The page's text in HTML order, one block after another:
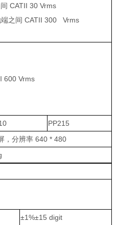
CATII 30 Vrms
之间 CATII 300 Vrms
600 Vrms
PP215
，分辨率 640 * 480
±1%±15 digit